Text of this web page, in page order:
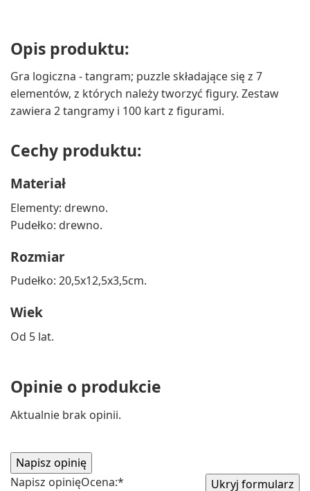
Opis produktu:
Gra logiczna - tangram; puzzle składające się z 7
elementów, z których należy tworzyć figury. Zestaw
zawiera 2 tangramy i 100 kart z figurami.
Cechy produktu:
Materiał
Elementy: drewno.
Pudełko: drewno.
Rozmiar
Pudełko: 20,5x12,5x3,5cm.
Wiek
Od 5 lat.
Opinie o produkcie
Aktualnie brak opinii.
Napisz opinięOcena:*